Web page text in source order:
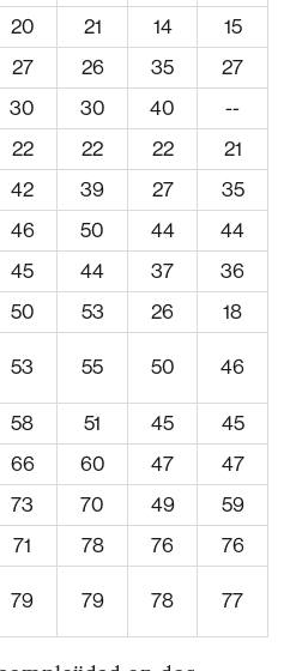
20 21 14
15
27 26 35
27
30 30 40
--
22 22 22
21
42 39 27
35
46 50 44
44
45 44 37
36
50 53 26
18
53 55 50 46
58 51 45
45
66 60 47
47
73 70 49
59
71 78 76
76
79 79 78 77